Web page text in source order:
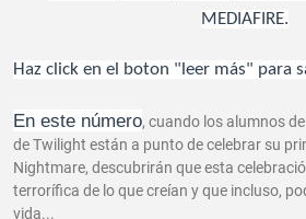
MEDIAFIRE.
Haz click en el boton "leer más" para
En este número, cuando los alumnos
de Twilight están a punto de celebrar su
Nightmare, descubrirán que esta
terrorífica de lo que creían y que incluso,
vida...